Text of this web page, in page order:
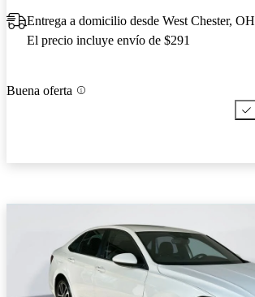
Entrega a domicilio desde West Chester, OH
El precio incluye envío de $291
Buena oferta